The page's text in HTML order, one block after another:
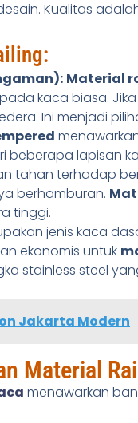
Kualitas
Material
kaca biasa.
Ini menjadi
beberapa lapisan
tahan terhadap
berhamburan.
tinggi.
jenis kaca
ekonomis untuk
stainless steel
Jakarta Modern
Material
menawarkan